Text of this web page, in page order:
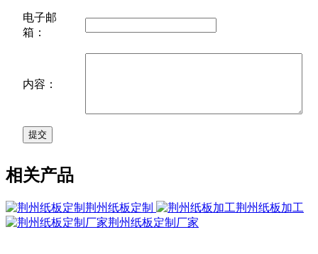
电子邮
箱：
内容：
相关产品
荆州纸板定制
荆州纸板加工
荆州纸板定制厂家